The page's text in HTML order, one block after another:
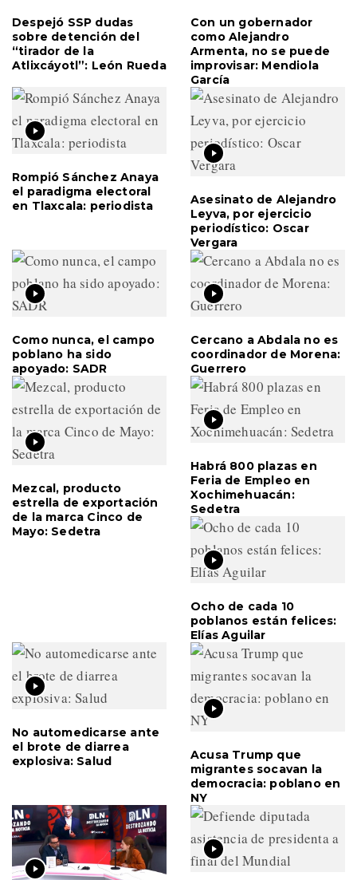
Despejó SSP dudas
sobre detención del
“tirador de la
Atlixcáyotl”: León Rueda
Con un gobernador
como Alejandro
Armenta, no se puede
improvisar: Mendiola
García
Rompió Sánchez Anaya
el paradigma electoral
en Tlaxcala: periodista
Asesinato de Alejandro
Leyva, por ejercicio
periodístico: Oscar
Vergara
Como nunca, el campo
poblano ha sido
apoyado: SADR
Cercano a Abdala no es
coordinador de Morena:
Guerrero
Mezcal, producto
estrella de exportación
de la marca Cinco de
Mayo: Sedetra
Habrá 800 plazas en
Feria de Empleo en
Xochimehuacán:
Sedetra
Ocho de cada 10
poblanos están felices:
Elías Aguilar
No automedicarse ante
el brote de diarrea
explosiva: Salud
Acusa Trump que
migrantes socavan la
democracia: poblano en
NY